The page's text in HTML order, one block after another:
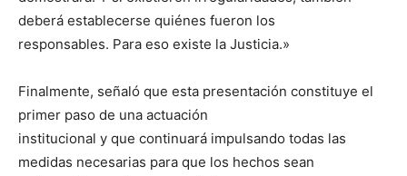
deberá establecerse quiénes fueron los
responsables. Para eso existe la Justicia.»
Finalmente, señaló que esta presentación constituye el
primer paso de una actuación
institucional y que continuará impulsando todas las
medidas necesarias para que los hechos sean